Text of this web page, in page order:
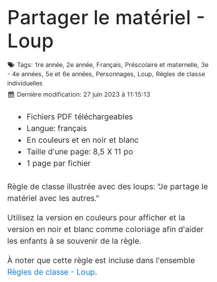
Partager le matériel -
Loup
Tags: 1re année, 2e année, Français, Préscolaire et maternelle, 3e
- 4e années, 5e et 6e années, Personnages, Loup, Règles de classe
individuelles
Dernière modification: 27 juin 2023 à 11:15:13
Fichiers PDF téléchargeables
Langue: français
En couleurs et en noir et blanc
Taille d'une page: 8,5 X 11 po
1 page par fichier
Règle de classe illustrée avec des loups: "Je partage le
matériel avec les autres."
Utilisez la version en couleurs pour afficher et la
version en noir et blanc comme coloriage afin d'aider
les enfants à se souvenir de la règle.
À noter que cette règle est incluse dans l'ensemble
Règles de classe - Loup.